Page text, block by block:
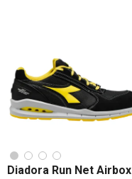
Diadora Run Net Airbox